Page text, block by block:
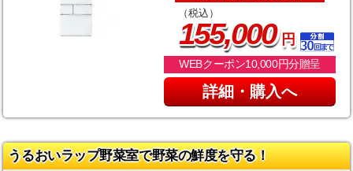
（税込）
155,000円
WEBクーポン10,000円分贈呈
詳細・購入へ
うるおいラップ野菜室で野菜の鮮度を守る！